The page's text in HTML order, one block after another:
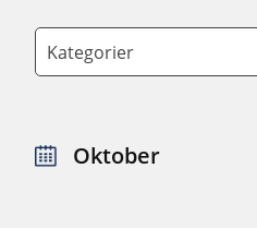
Kategorier
Oktober